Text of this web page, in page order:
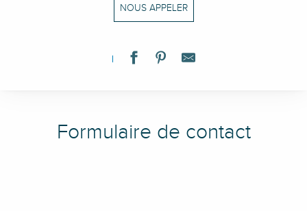
NOUS APPELER
Formulaire de contact